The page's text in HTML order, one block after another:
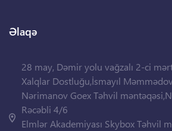
Əlaqə
28 may, Dəmir yolu vağzalı 2-ci
Xalqlar Dostluğu,İsmayıl
Nərimanov Goex Təhvil
Rəcəbli 4/6
Elmlər Akademiyası Skybox Təhvil